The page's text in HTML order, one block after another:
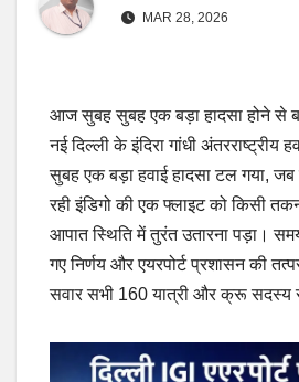
MAR 28, 2026
आज सुबह सुबह एक बड़ा हादसा होने से
नई दिल्ली के इंदिरा गांधी अंतरराष्ट्रीय
सुबह एक बड़ा हवाई हादसा टल गया,
रही इंडिगो की एक फ्लाइट को किसी
आपात स्थिति में तुरंत उतारना पड़ा।
गए निर्णय और एयरपोर्ट प्रशासन की
सवार सभी 160 यात्री और क्रू सदस्य